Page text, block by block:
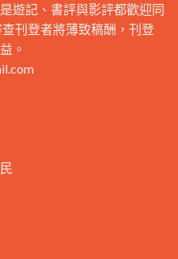
遊記、書評與影評都歡迎同
刊登者將薄致稿酬，刊登
。